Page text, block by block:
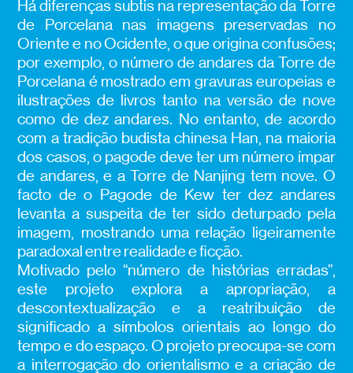
Há diferenças subtis na representação da Torre
de Porcelana nas imagens preservadas no
Oriente e no Ocidente, o que origina confusões;
por exemplo, o número de andares da Torre de
Porcelana é mostrado em gravuras europeias e
ilustrações de livros tanto na versão de nove
como de dez andares. No entanto, de acordo
com a tradição budista chinesa Han, na maioria
dos casos, o pagode deve ter um número ímpar
de andares, e a Torre de Nanjing tem nove. O
facto de o Pagode de Kew ter dez andares
levanta a suspeita de ter sido deturpado pela
imagem, mostrando uma relação ligeiramente
paradoxal entre realidade e ficção.
Motivado pelo “número de histórias erradas”,
este projeto explora a apropriação, a
descontextualização e a reatribuição de
significado a símbolos orientais ao longo do
tempo e do espaço. O projeto preocupa-se com
a interrogação do orientalismo e a criação de